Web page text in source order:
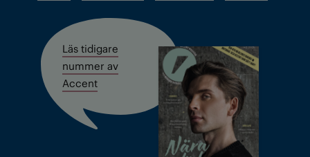
Läs tidigare
nummer av
Accent